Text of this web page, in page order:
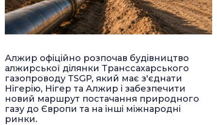
Алжир офіційно розпочав будівництво
алжирської ділянки Транссахарського
газопроводу TSGP, який має з'єднати
Нігерію, Нігер та Алжир і забезпечити
новий маршрут постачання природного
газу до Європи та на інші міжнародні
ринки.